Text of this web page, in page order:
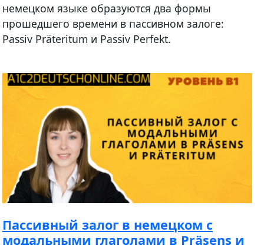
немецком языке образуются два формы
прошедшего времени в пассивном залоге:
Passiv Präteritum и Passiv Perfekt.
Пассивный залог в немецком с
модальными глаголами в Präsens и